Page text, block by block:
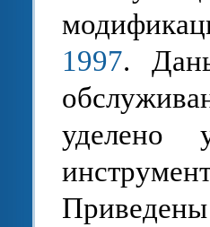
1997.
уделено